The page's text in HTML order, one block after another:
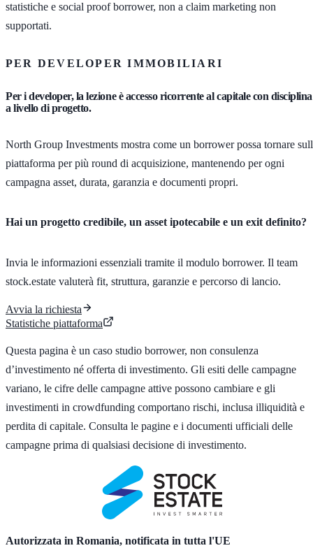
statistiche e social proof borrower, non a claim marketing non
supportati.
PER DEVELOPER IMMOBILIARI
Per i developer, la lezione è accesso ricorrente al capitale con disciplina
a livello di progetto.
North Group Investments mostra come un borrower possa tornare
piattaforma per più round di acquisizione, mantenendo per ogni
campagna asset, durata, garanzia e documenti propri.
Hai un progetto credibile, un asset ipotecabile e un exit definito?
Invia le informazioni essenziali tramite il modulo borrower. Il team
stock.estate valuterà fit, struttura, garanzie e percorso di lancio.
Avvia la richiesta
Statistiche piattaforma
Questa pagina è un caso studio borrower, non consulenza
d’investimento né offerta di investimento. Gli esiti delle campagne
variano, le cifre delle campagne attive possono cambiare e gli
investimenti in crowdfunding comportano rischi, inclusa illiquidità e
perdita di capitale. Consulta le pagine e i documenti ufficiali delle
campagne prima di qualsiasi decisione di investimento.
Autorizzata in Romania, notificata in tutta l'UE